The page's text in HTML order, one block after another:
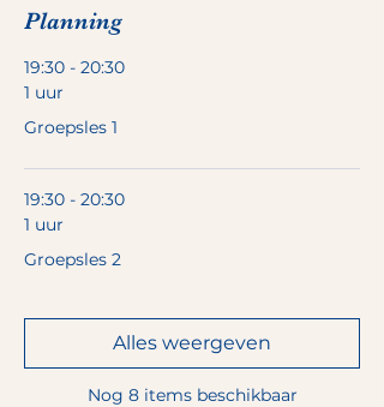
een trainingsschema.
De vaste groepsles duurt +/-1 uur en
bestaat uit een warming up, de DogJog
rekening met het niveau van al onze
deelnemers. Alle oefeningen worden
nauwkeurig uitgelegd zodat je hier
thuis verder mee aan de slag kan.
Voorwaarden hond:
🐶 minimaal 12 maanden oud.
🐶 kennis van de basiscommando's is
geen must
Planning
19:30 - 20:30
1 uur
Groepsles 1
19:30 - 20:30
1 uur
Groepsles 2
Nog 8 items beschikbaar
Alles weergeven